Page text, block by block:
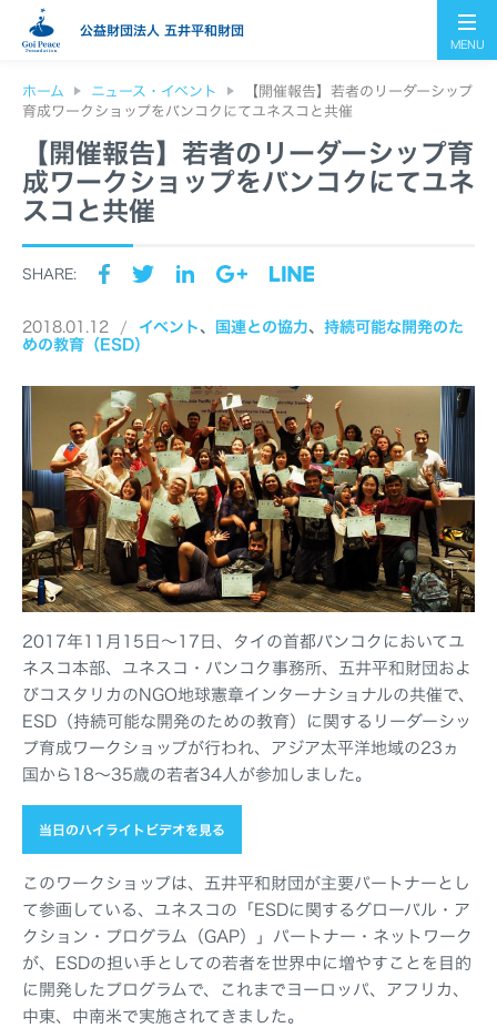
公益財団法人 五井平和財団
MENU
ホーム ニュース・イベント
【開催報告】若者のリーダーシップ
育成ワークショップをバンコクにてユネスコと共催
【開催報告】若者のリーダーシップ育
成ワークショップをバンコクにてユネ
スコと共催
SHARE:
2018.01.12 イベント 国連との協力
持続可能な開発のた
めの教育（ESD）
2017年11月15日～17日、タイの首都バンコクにおいてユ
ネスコ本部、ユネスコ・バンコク事務所、五井平和財団およ
びコスタリカのNGO地球憲章インターナショナルの共催で、
ESD（持続可能な開発のための教育）に関するリーダーシッ
プ育成ワークショップが行われ、アジア太平洋地域の23ヵ
国から18～35歳の若者34人が参加しました。
当日のハイライトビデオを見る
このワークショップは、五井平和財団が主要パートナーとし
て参画している、ユネスコの「ESDに関するグローバル・ア
クション・プログラム（GAP）」パートナー・ネットワーク
が、ESDの担い手としての若者を世界中に増やすことを目的
に開発したプログラムで、これまでヨーロッパ、アフリカ、
中東、中南米で実施されてきました。